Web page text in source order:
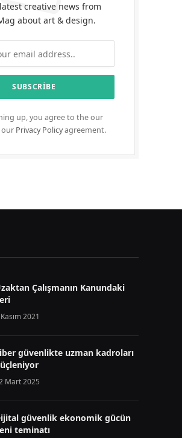
creative news from
about art & design.
up, you agree to the our
our Privacy Policyagreement.
Çalışmanın Kanundaki
2021
güvenlikte uzman kadroları
Mart 2025
güvenlik ekonomik gücün
teminatı